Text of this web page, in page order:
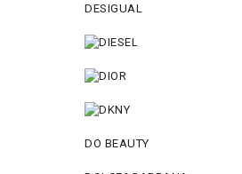
DESIGUAL
DO BEAUTY